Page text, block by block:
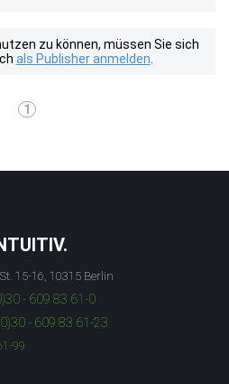
zu können, müssen Sie sich
als Publisher anmelden
1
15-16, 10315 Berlin
- 609 83 61-0
- 609 83 61-23
99